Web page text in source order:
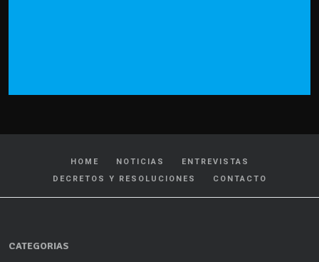
HOME NOTICIAS
ENTREVISTAS
DECRETOS Y RESOLUCIONES
CONTACTO
CATEGORIAS